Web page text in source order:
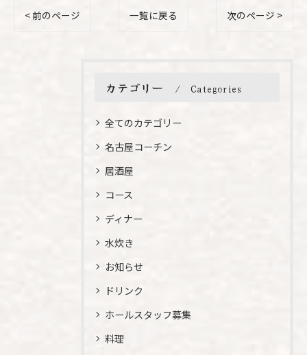
< 前のページ 一覧に戻る 次のページ >
カテゴリー Categories
全てのカテゴリー
名古屋コーチン
居酒屋
コース
ディナー
水炊き
お知らせ
ドリンク
ホールスタッフ募集
料理